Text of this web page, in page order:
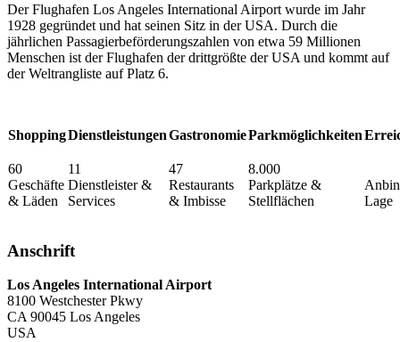
Der Flughafen Los Angeles International Airport wurde im Jahr
1928 gegründet und hat seinen Sitz in der USA. Durch die
jährlichen Passagierbeförderungszahlen von etwa 59 Millionen
Menschen ist der Flughafen der drittgrößte der USA und kommt auf
der Weltrangliste auf Platz 6.
ShoppingDienstleistungenGastronomieParkmöglichkeiten
60
Geschäfte
& Läden
11
Dienstleister &
Services
47
Restaurants
& Imbisse
8.000
Parkplätze &
Stellflächen
Lage
Anschrift
Los Angeles International Airport
8100 Westchester Pkwy
CA 90045 Los Angeles
USA